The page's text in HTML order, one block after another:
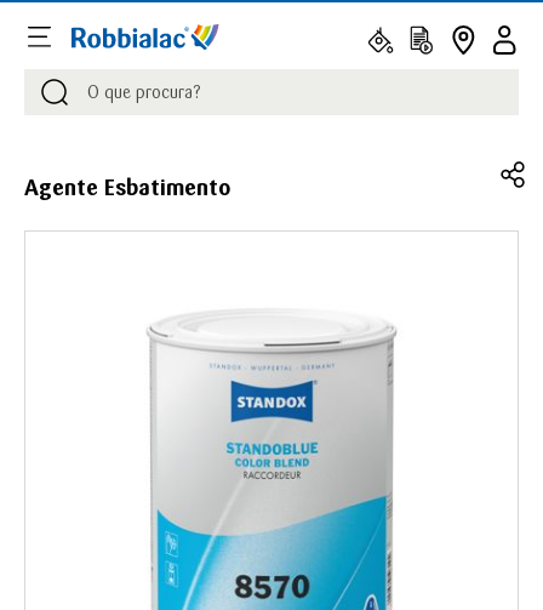
Procurar
Procurar
Agente Esbatimento